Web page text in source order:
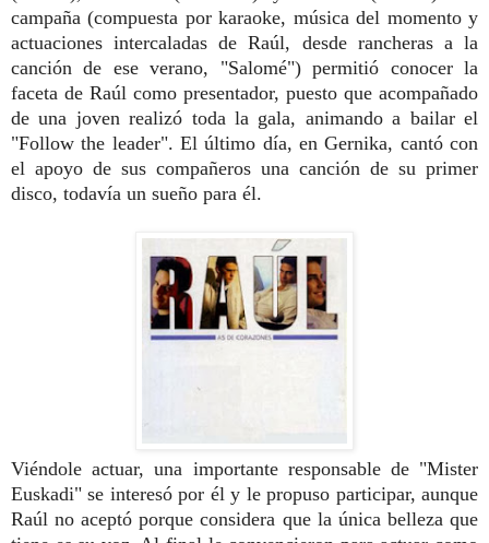
campaña (compuesta por karaoke, música del momento y
actuaciones intercaladas de Raúl, desde rancheras a la
canción de ese verano, "Salomé") permitió conocer la
faceta de Raúl como presentador, puesto que acompañado
de una joven realizó toda la gala, animando a bailar el
"Follow the leader". El último día, en Gernika, cantó con
el apoyo de sus compañeros una canción de su primer
disco, todavía un sueño para él.
Viéndole actuar, una importante responsable de "Mister
Euskadi" se interesó por él y le propuso participar, aunque
Raúl no aceptó porque considera que la única belleza que